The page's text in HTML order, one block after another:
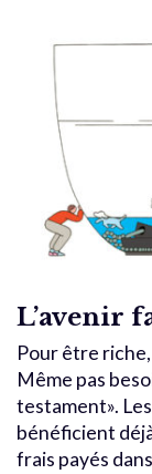
L’avenir
Pour être
Même pas
testament».
bénéficient
frais payés